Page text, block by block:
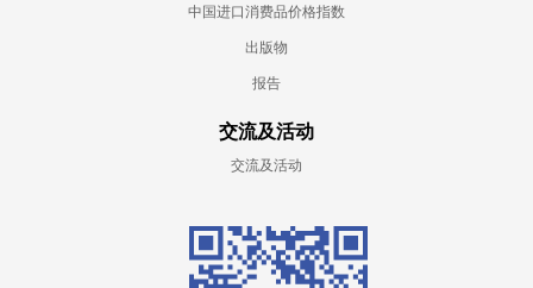
中国进口消费品价格指数
出版物
报告
交流及活动
交流及活动